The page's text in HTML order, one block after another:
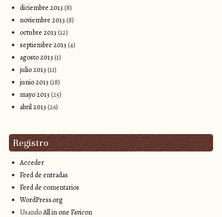
diciembre 2013 (8)
noviembre 2013 (8)
octubre 2013 (12)
septiembre 2013 (4)
agosto 2013 (1)
julio 2013 (11)
junio 2013 (18)
mayo 2013 (25)
abril 2013 (26)
Registro
Acceder
Feed de entradas
Feed de comentarios
WordPress.org
UsandoAll in one Favicon